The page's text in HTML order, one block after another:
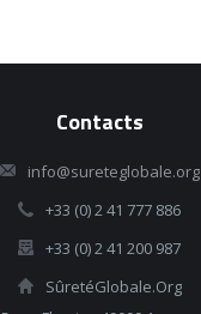
Contacts
info@sureteglobale.org
+33 (0) 2 41 777 886
+33 (0) 2 41 200 987
SûretéGlobale.Org